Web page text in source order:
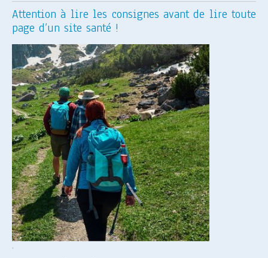
Attention à lire les consignes avant de lire toute
page d’un site santé !
.